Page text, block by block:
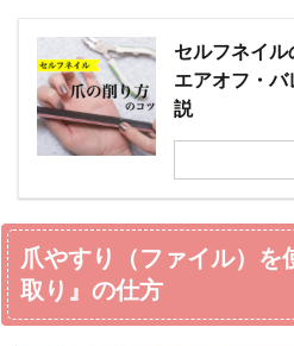
セルフネイ
エアオフ・
説
爪やすり（ファイル）を
取り』の仕方